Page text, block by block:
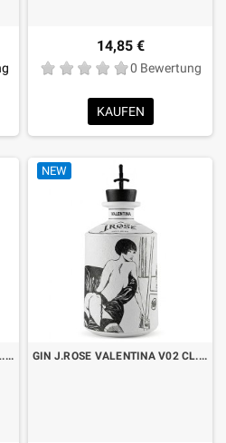
14,85 €
0 Bewertung
KAUFEN
GIN J.ROSE VALENTINA V03 CL.70
NEW
GIN J.ROSE VALENTINA V02 CL.70